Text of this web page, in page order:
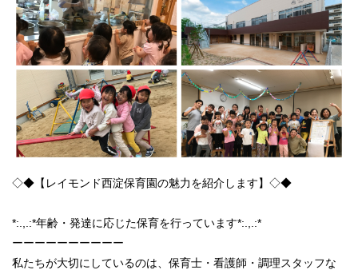
◇◆【レイモンド西淀保育園の魅力を紹介します】◇◆
*:.,.:*年齢・発達に応じた保育を行っています*:.,.:*
ーーーーーーーーーー
私たちが大切にしているのは、保育士・看護師・調理スタッフな